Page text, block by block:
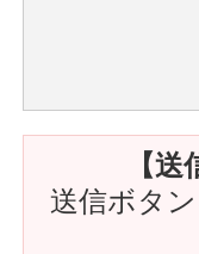
【
送信ボタ